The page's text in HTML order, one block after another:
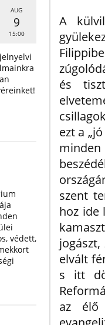
AUG
9
15:00
védett,
A
és
ezt a
szent
hoz ide
elvált
s itt
az élő